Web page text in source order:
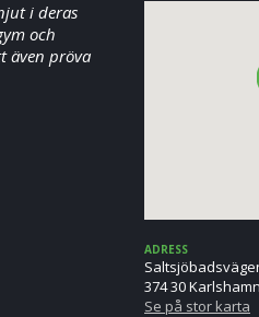
i deras
och
även pröva
ADRESS
374 30 Karlshamn
Se på stor karta